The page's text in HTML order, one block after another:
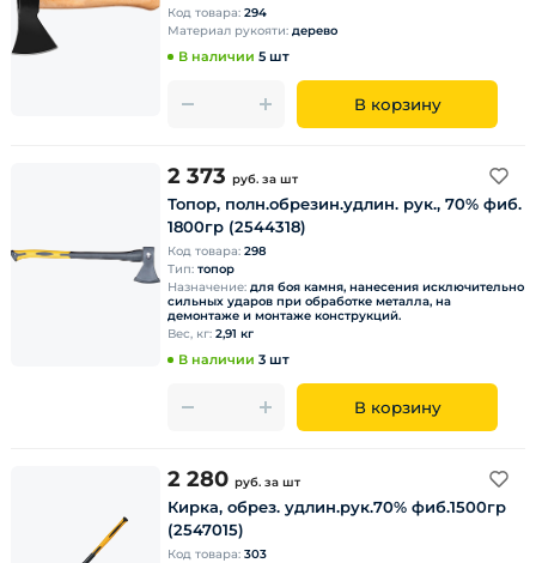
Код товара: 294
Материал рукояти: дерево
В наличии 5 шт
В корзину
2 373 руб. за шт
Топор, полн.обрезин.удлин. рук., 70% фиб.
1800гр (2544318)
Код товара: 298
Тип: топор
Назначение: для боя камня, нанесения исключительно
сильных ударов при обработке металла, на
демонтаже и монтаже конструкций.
Вес, кг: 2,91 кг
В наличии 3 шт
В корзину
2 280 руб. за шт
Кирка, обрез. удлин.рук.70% фиб.1500гр
(2547015)
Код товара: 303